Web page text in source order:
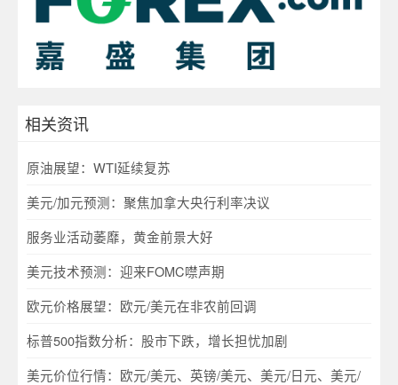
相关资讯
原油展望：WTI延续复苏
美元/加元预测：聚焦加拿大央行利率决议
服务业活动萎靡，黄金前景大好
美元技术预测：迎来FOMC噤声期
欧元价格展望：欧元/美元在非农前回调
标普500指数分析：股市下跌，增长担忧加剧
美元价位行情：欧元/美元、英镑/美元、美元/日元、美元/